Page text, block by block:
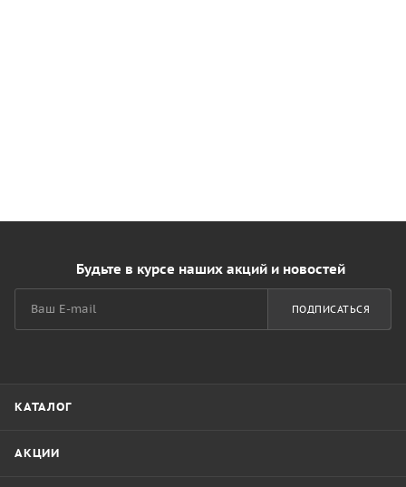
Будьте в курсе наших акций и новостей
ПОДПИСАТЬСЯ
КАТАЛОГ
АКЦИИ